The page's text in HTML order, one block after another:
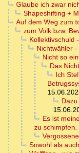
Glaube ich zwar
Shapeshifting +
Auf dem Weg zum
zum Volk bzw.
Kollektivschuld
Nichtwähler-
Nicht so
Das
Ich
Es ist
zu schimpfen.
Sowohl als auch